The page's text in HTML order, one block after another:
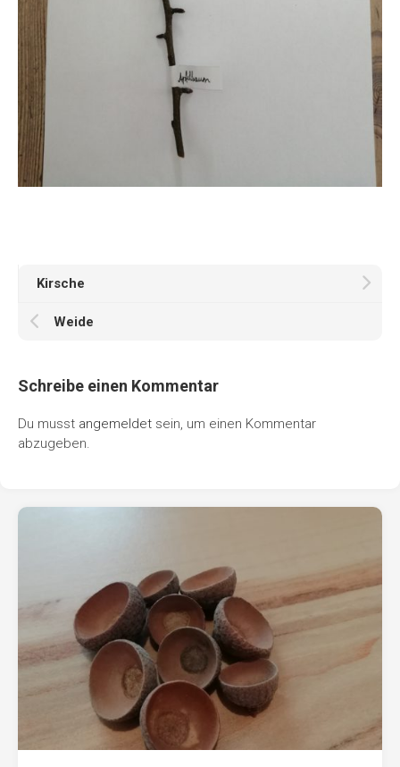
Kirsche
Weide
Schreibe einen Kommentar
Du musst angemeldet sein, um einen Kommentar
abzugeben.